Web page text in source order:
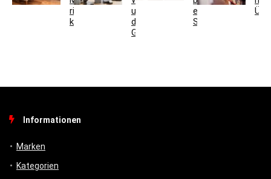
richtig
kombinieren
und
digitales
Gebäudemanagement
ein
Schlüsseltresor?
Informationen
Marken
Kategorien